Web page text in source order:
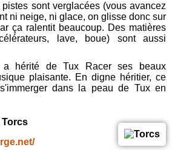
sont verglacées (vous avancez
ni neige, ni glace, on glisse donc sur
ça ralentit beaucoup. Des matières
lave, boue) sont aussi
a hérité de Tux Racer ses beaux
plaisante. En digne héritier, ce
dans la peau de Tux en